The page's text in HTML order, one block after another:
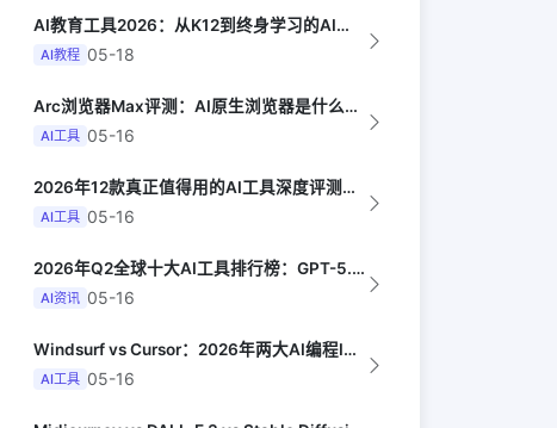
AI教育工具2026：从K12到终身学习的AI产品地图（EdSurge）
AI教程 05-18
Arc浏览器Max评测：AI原生浏览器是什么体验（The Verge）
AI工具 05-16
2026年12款真正值得用的AI工具深度评测（Synthesia评选）
AI工具 05-16
2026年Q2全球十大AI工具排行榜：GPT-5.4领跑，Claude Opus...
AI资讯 05-16
Windsurf vs Cursor：2026年两大AI编程IDE终极对决实测（...
AI工具 05-16